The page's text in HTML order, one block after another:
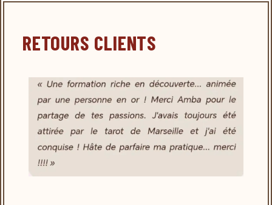
RETOURS CLIENTS